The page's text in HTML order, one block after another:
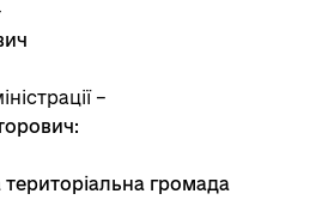
–
:
громада